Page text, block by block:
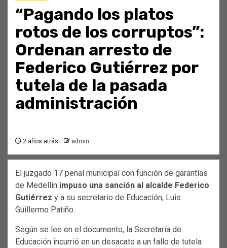
“Pagando los platos
rotos de los corruptos”:
Ordenan arresto de
Federico Gutiérrez por
tutela de la pasada
administración
2 años atrás admin
El juzgado 17 penal municipal con función de garantías
de Medellín impuso una sanción al alcalde Federico
Gutiérrez y a su secretario de Educación, Luis
Guillermo Patiño.
​Según se lee en el documento, la Secretaría de
Educación incurrió en un desacato a un fallo de tutela